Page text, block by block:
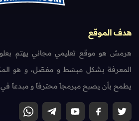
هدف الموقع
هرمش هو موقع تعليمي مجاني يهتم
المعرفة بشكل مبسّط و مفصّل، و هو
يطمح بأن يصبح مبرمجاً محترفاً و مبدعاً في